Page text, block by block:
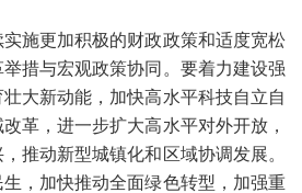
更加积极的财政政策和适度宽松
措与宏观政策协同。要着力建设强
大新动能，加快高水平科技自立自
革，进一步扩大高水平对外开放，
推动新型城镇化和区域协调发展。
，加快推动全面绿色转型，加强重